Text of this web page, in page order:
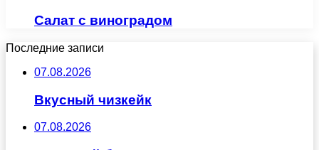
Салат с виноградом
Последние записи
07.08.2026
Вкусный чизкейк
07.08.2026